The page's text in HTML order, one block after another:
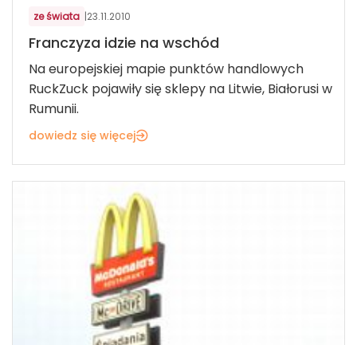
ze świata |23.11.2010
Franczyza idzie na wschód
Na europejskiej mapie punktów handlowych
RuckZuck pojawiły się sklepy na Litwie, Białorusi w
Rumunii.
dowiedz się więcej